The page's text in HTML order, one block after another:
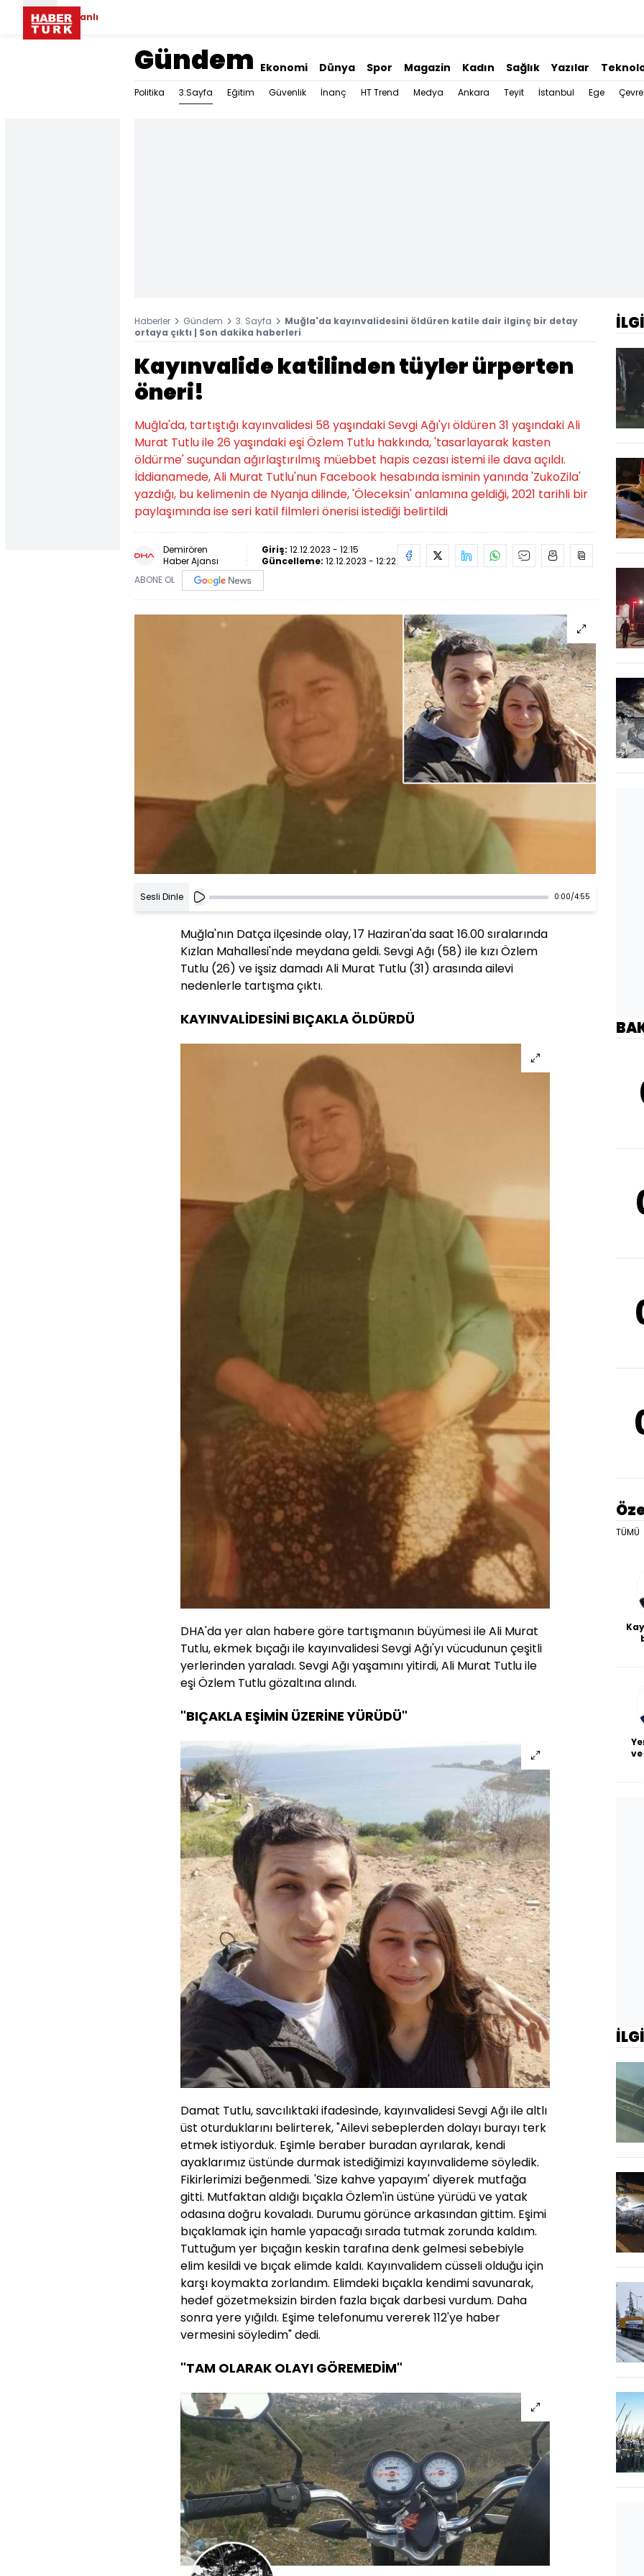
Canlı
Gündem Ekonomi Dünya Spor Magazin Kadın Sağlık Yazılar
Politika 3.Sayfa Eğitim Güvenlik İnanç HT Trend Medya Ankara Teyit İstanbul Ege Çevre
Haberler Gündem 3. Sayfa
Muğla'da kayınvalidesini öldüren katile dair ilginç bir detay
ortaya çıktı | Son dakika haberleri
Kayınvalide katilinden tüyler ürperten
öneri!
Muğla'da, tartıştığı kayınvalidesi 58 yaşındaki Sevgi Ağı'yı öldüren 31 yaşındaki Ali
Murat Tutlu ile 26 yaşındaki eşi Özlem Tutlu hakkında, 'tasarlayarak kasten
öldürme' suçundan ağırlaştırılmış müebbet hapis cezası istemi ile dava açıldı.
İddianamede, Ali Murat Tutlu'nun Facebook hesabında isminin yanında 'ZukoZila'
yazdığı, bu kelimenin de Nyanja dilinde, 'Öleceksin' anlamına geldiği, 2021 tarihli bir
paylaşımında ise seri katil filmleri önerisi istediği belirtildi
Demirören
Haber Ajansı
Giriş: 12.12.2023 - 12:15
Güncelleme: 12.12.2023 - 12:22
ABONE OL
Sesli Dinle 0:00/4:55
Muğla'nın Datça ilçesinde olay, 17 Haziran'da saat 16.00 sıralarında
Kızlan Mahallesi'nde meydana geldi. Sevgi Ağı (58) ile kızı Özlem
Tutlu (26) ve işsiz damadı Ali Murat Tutlu (31) arasında ailevi
nedenlerle tartışma çıktı.
KAYINVALİDESİNİ BIÇAKLA ÖLDÜRDÜ
DHA'da yer alan habere göre tartışmanın büyümesi ile Ali Murat
Tutlu, ekmek bıçağı ile kayınvalidesi Sevgi Ağı'yı vücudunun çeşitli
yerlerinden yaraladı. Sevgi Ağı yaşamını yitirdi, Ali Murat Tutlu ile
eşi Özlem Tutlu gözaltına alındı.
"BIÇAKLA EŞİMİN ÜZERİNE YÜRÜDÜ"
Damat Tutlu, savcılıktaki ifadesinde, kayınvalidesi Sevgi Ağı ile altlı
üst oturduklarını belirterek, "Ailevi sebeplerden dolayı burayı terk
etmek istiyorduk. Eşimle beraber buradan ayrılarak, kendi
ayaklarımız üstünde durmak istediğimizi kayınvalideme söyledik.
Fikirlerimizi beğenmedi. 'Size kahve yapayım' diyerek mutfağa
gitti. Mutfaktan aldığı bıçakla Özlem'in üstüne yürüdü ve yatak
odasına doğru kovaladı. Durumu görünce arkasından gittim. Eşimi
bıçaklamak için hamle yapacağı sırada tutmak zorunda kaldım.
Tuttuğum yer bıçağın keskin tarafına denk gelmesi sebebiyle
elim kesildi ve bıçak elimde kaldı. Kayınvalidem cüsseli olduğu için
karşı koymakta zorlandım. Elimdeki bıçakla kendimi savunarak,
hedef gözetmeksizin birden fazla bıçak darbesi vurdum. Daha
sonra yere yığıldı. Eşime telefonumu vererek 112'ye haber
vermesini söyledim" dedi.
"TAM OLARAK OLAYI GÖREMEDİM"
TÜMÜ